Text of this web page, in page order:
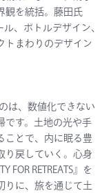
観を統括。藤田氏
、ボトルデザイン、
トまわりのデザイン
は、数値化できない
です。土地の光や手
ことで、内に眠る豊
り戻していく。心身
FOR RETREATS』を
りに、旅を通じて土